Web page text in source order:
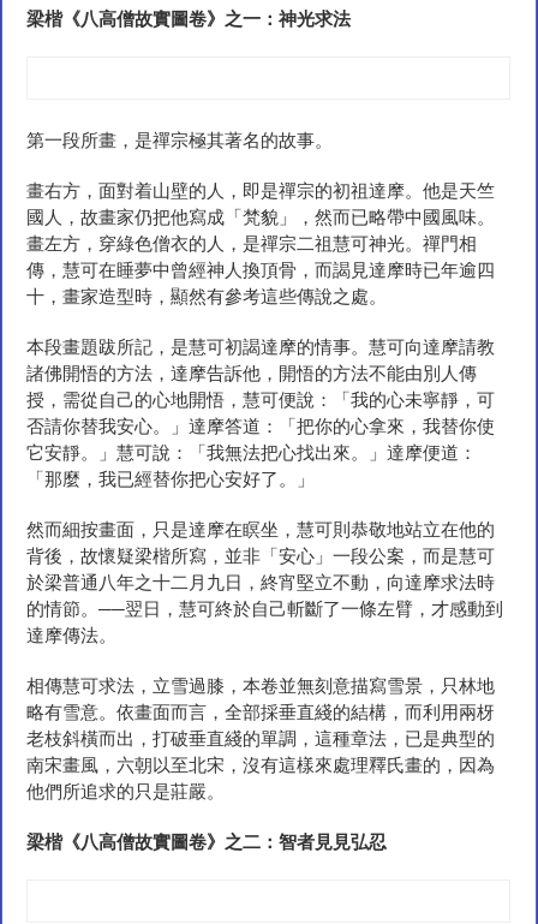
梁楷《八高僧故實圖卷》之一：神光求法
第一段所畫，是禪宗極其著名的故事。
畫右方，面對着山壁的人，即是禪宗的初祖達摩。他是天竺
國人，故畫家仍把他寫成「梵貌」，然而已略帶中國風味。
畫左方，穿綠色僧衣的人，是禪宗二祖慧可神光。禪門相
傳，慧可在睡夢中曾經神人換頂骨，而謁見達摩時已年逾四
十，畫家造型時，顯然有參考這些傳說之處。
本段畫題跋所記，是慧可初謁達摩的情事。慧可向達摩請教
諸佛開悟的方法，達摩告訴他，開悟的方法不能由別人傳
授，需從自己的心地開悟，慧可便說：「我的心未寧靜，可
否請你替我安心。」達摩答道：「把你的心拿來，我替你使
它安靜。」慧可說：「我無法把心找出來。」達摩便道：
「那麼，我已經替你把心安好了。」
然而細按畫面，只是達摩在瞑坐，慧可則恭敬地站立在他的
背後，故懷疑梁楷所寫，並非「安心」一段公案，而是慧可
於梁普通八年之十二月九日，終宵堅立不動，向達摩求法時
的情節。──翌日，慧可終於自己斬斷了一條左臂，才感動到
達摩傳法。
相傳慧可求法，立雪過膝，本卷並無刻意描寫雪景，只林地
略有雪意。依畫面而言，全部採垂直綫的結構，而利用兩枒
老枝斜橫而出，打破垂直綫的單調，這種章法，已是典型的
南宋畫風，六朝以至北宋，沒有這樣來處理釋氏畫的，因為
他們所追求的只是莊嚴。
梁楷《八高僧故實圖卷》之二：智者見見弘忍